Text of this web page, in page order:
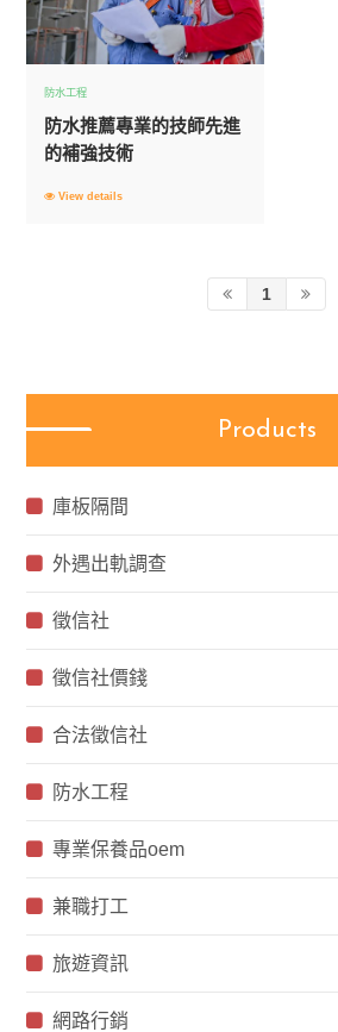
防水工程
防水推薦專業的技師先進
的補強技術
View details
1
Products
庫板隔間
外遇出軌調查
徵信社
徵信社價錢
合法徵信社
防水工程
專業保養品oem
兼職打工
旅遊資訊
網路行銷